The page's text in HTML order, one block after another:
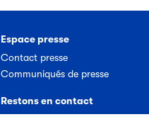
Espace presse
Contact presse
Communiqués de presse
Restons en contact